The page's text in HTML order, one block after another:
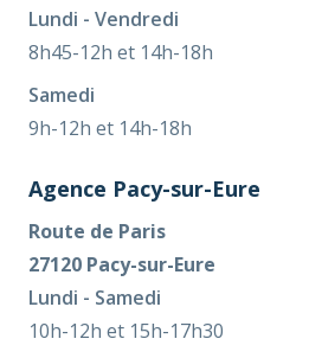
Lundi - Vendredi
8h45-12h et 14h-18h
Samedi
9h-12h et 14h-18h
Agence Pacy-sur-Eure
Route de Paris
27120 Pacy-sur-Eure
Lundi - Samedi
10h-12h et 15h-17h30